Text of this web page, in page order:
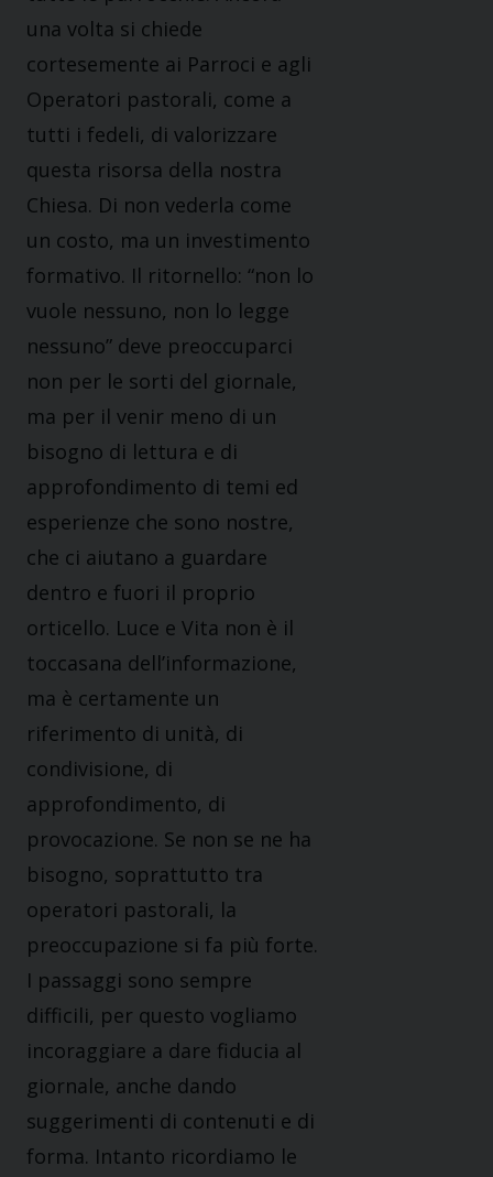
una volta si chiede
cortesemente ai Parroci e agli
Operatori pastorali, come a
tutti i fedeli, di valorizzare
questa risorsa della nostra
Chiesa. Di non vederla come
un costo, ma un investimento
formativo. Il ritornello: “non lo
vuole nessuno, non lo legge
nessuno” deve preoccuparci
non per le sorti del giornale,
ma per il venir meno di un
bisogno di lettura e di
approfondimento di temi ed
esperienze che sono nostre,
che ci aiutano a guardare
dentro e fuori il proprio
orticello. Luce e Vita non è il
toccasana dell’informazione,
ma è certamente un
riferimento di unità, di
condivisione, di
approfondimento, di
provocazione. Se non se ne ha
bisogno, soprattutto tra
operatori pastorali, la
preoccupazione si fa più forte.
I passaggi sono sempre
difficili, per questo vogliamo
incoraggiare a dare fiducia al
giornale, anche dando
suggerimenti di contenuti e di
forma. Intanto ricordiamo le